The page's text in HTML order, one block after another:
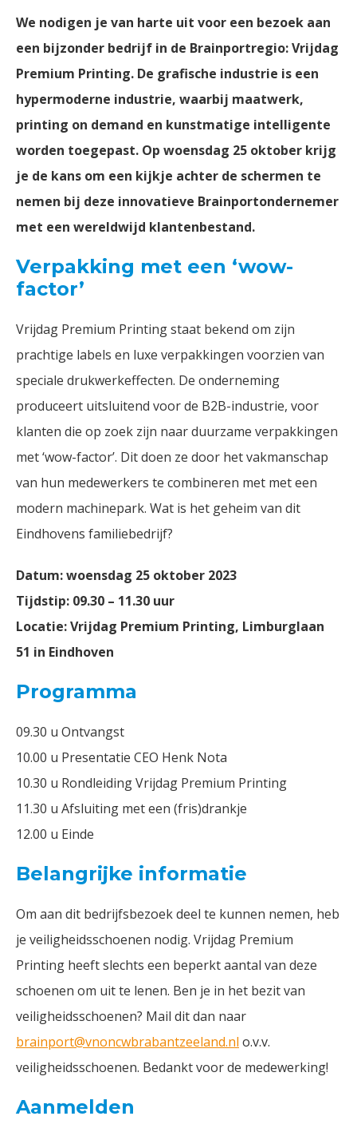
We nodigen je van harte uit voor een bezoek aan
een bijzonder bedrijf in de Brainportregio: Vrijdag
Premium Printing. De grafische industrie is een
hypermoderne industrie, waarbij maatwerk,
printing on demand en kunstmatige intelligente
worden toegepast. Op woensdag 25 oktober krijg
je de kans om een kijkje achter de schermen te
nemen bij deze innovatieve Brainportondernemer
met een wereldwijd klantenbestand.
Verpakking met een ‘wow-
factor’
Vrijdag Premium Printing staat bekend om zijn
prachtige labels en luxe verpakkingen voorzien van
speciale drukwerkeffecten. De onderneming
produceert uitsluitend voor de B2B-industrie, voor
klanten die op zoek zijn naar duurzame verpakkingen
met ‘wow-factor’. Dit doen ze door het vakmanschap
van hun medewerkers te combineren met met een
modern machinepark. Wat is het geheim van dit
Eindhovens familiebedrijf?
Datum: woensdag 25 oktober 2023
Tijdstip: 09.30 – 11.30 uur
Locatie: Vrijdag Premium Printing, Limburglaan
51 in Eindhoven
Programma
09.30 u Ontvangst
10.00 u Presentatie CEO Henk Nota
10.30 u Rondleiding Vrijdag Premium Printing
11.30 u Afsluiting met een (fris)drankje
12.00 u Einde
Belangrijke informatie
Om aan dit bedrijfsbezoek deel te kunnen nemen, heb
je veiligheidsschoenen nodig. Vrijdag Premium
Printing heeft slechts een beperkt aantal van deze
schoenen om uit te lenen. Ben je in het bezit van
veiligheidsschoenen? Mail dit dan naar
brainport@vnoncwbrabantzeeland.nl o.v.v.
veiligheidsschoenen. Bedankt voor de medewerking!
Aanmelden